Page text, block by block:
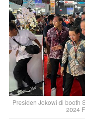
Presiden Jokowi di booth
2024